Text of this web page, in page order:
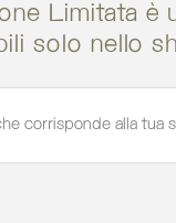
Limitata
solo nello
corrisponde alla tua